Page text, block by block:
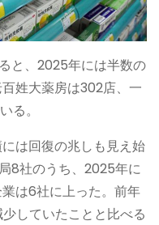
と、2025年には半数の
姓大薬房は302店、一
る。
は回復の兆しも見え始
8社のうち、2025年に
は6社に上った。前年
していたことと比べる